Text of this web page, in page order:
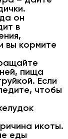
он
в
вы кормите
пища
Если
чтобы
икоты.
еды